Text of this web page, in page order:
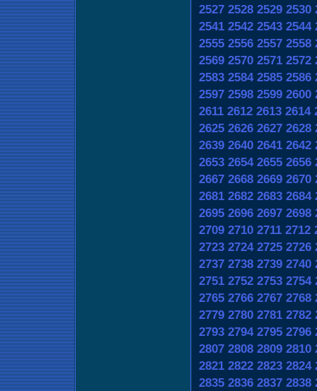
2527 2528 2529 2530
2541 2542 2543 2544
2555 2556 2557 2558
2569 2570 2571 2572
2583 2584 2585 2586
2597 2598 2599 2600
2611 2612 2613 2614
2625 2626 2627 2628
2639 2640 2641 2642
2653 2654 2655 2656
2667 2668 2669 2670
2681 2682 2683 2684
2695 2696 2697 2698
2709 2710 2711 2712
2723 2724 2725 2726
2737 2738 2739 2740
2751 2752 2753 2754
2765 2766 2767 2768
2779 2780 2781 2782
2793 2794 2795 2796
2807 2808 2809 2810
2821 2822 2823 2824
2835 2836 2837 2838